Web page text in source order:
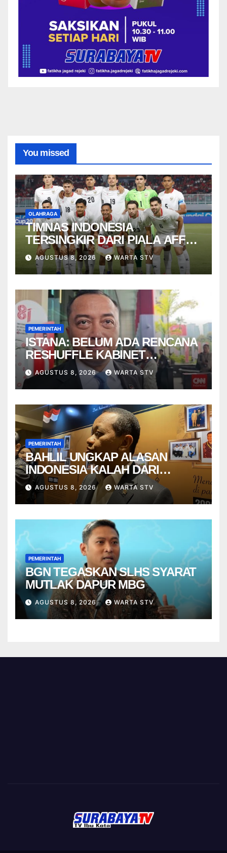
You missed
OLAHRAGA
TIMNAS INDONESIA
TERSINGKIR DARI PIALA AFF
2026
AGUSTUS 8, 2026 WARTA STV
PEMERINTAH
ISTANA: BELUM ADA RENCANA
RESHUFFLE KABINET
AGUSTUS
AGUSTUS 8, 2026 WARTA STV
PEMERINTAH
BAHLIL UNGKAP ALASAN
INDONESIA KALAH DARI
VIETNAM
AGUSTUS 8, 2026 WARTA STV
PEMERINTAH
BGN TEGASKAN SLHS SYARAT
MUTLAK DAPUR MBG
AGUSTUS 8, 2026 WARTA STV